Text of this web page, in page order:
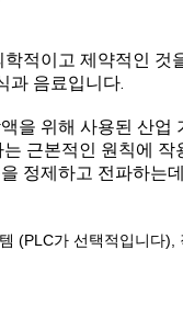
적이고 제약적인 것
과 음료입니다.
을 위해 사용된 산업
근본적인 원칙에
정제하고 전파하는
(PLC가 선택적입니다